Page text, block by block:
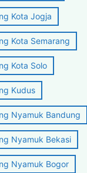
Kota Jogja
Kota Semarang
Kota Solo
Kudus
Nyamuk Bandung
Nyamuk Bekasi
Nyamuk Bogor